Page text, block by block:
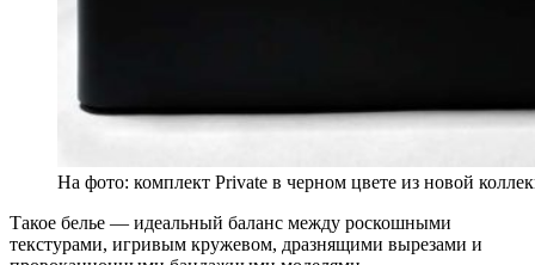
На фото: комплект Private в черном цвете из новой
Такое белье — идеальный баланс между роскошными
текстурами, игривым кружевом, дразнящими вырезами и